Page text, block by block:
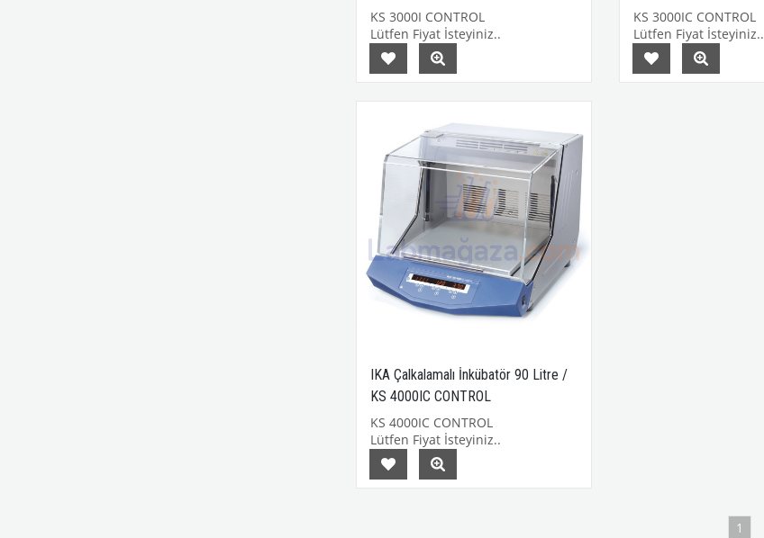
KS 3000I CONTROL
Lütfen Fiyat İsteyiniz..
KS 3000IC CONTROL
Lütfen Fiyat İsteyiniz..
IKA Çalkalamalı İnkübatör 90 Litre /
KS 4000IC CONTROL
KS 4000IC CONTROL
Lütfen Fiyat İsteyiniz..
1